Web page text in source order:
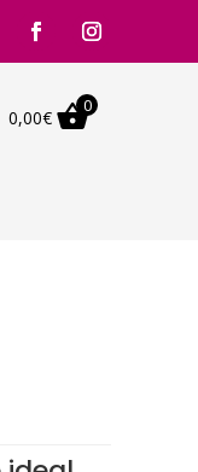
0,00€
0